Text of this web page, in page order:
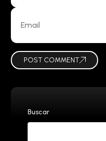
POST COMMENT
Buscar